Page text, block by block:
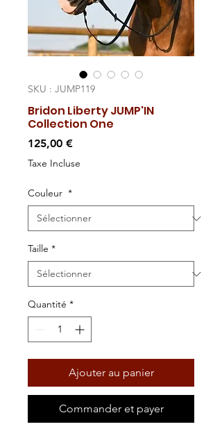
SKU : JUMP119
Bridon Liberty JUMP'IN
Collection One
125,00 €Prix
Taxe Incluse
Couleur *
Taille *
Quantité *
Ajouter au panier
Commander et payer